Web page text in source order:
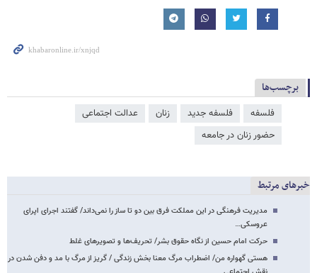
برچسب‌ها
فلسفه فلسفه جدید زنان
عدالت اجتماعی
حضور زنان در جامعه
خبرهای مرتبط
مدیریت فرهنگی در این مملکت فرق بین دو تا ساز را نمی‌داند/ گفتند اجرای اپرای
عروسکی…
حرکت امام حسین از نگاه حقوق بشر/ تحریف‌ها و تصویرهای غلط
هستی گهواره من/ اضطراب مرگ معنا بخش زندگی / گریز از مرگ با مد و دفن شدن در